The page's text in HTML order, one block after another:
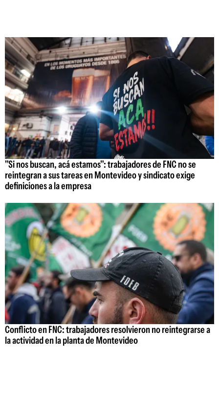
"Si nos buscan, acá estamos": trabajadores de FNC no se
reintegran a sus tareas en Montevideo y sindicato exige
definiciones a la empresa
Conflicto en FNC: trabajadores resolvieron no reintegrarse a
la actividad en la planta de Montevideo